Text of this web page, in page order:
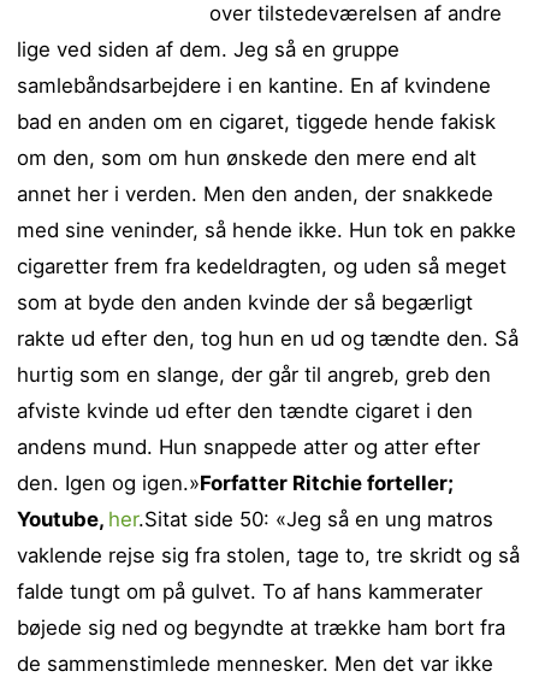
over tilstedeværelsen af andre
lige ved siden af dem. Jeg så en gruppe
samlebåndsarbejdere i en kantine. En af kvindene
bad en anden om en cigaret, tiggede hende fakisk
om den, som om hun ønskede den mere end alt
annet her i verden. Men den anden, der snakkede
med sine veninder, så hende ikke. Hun tok en pakke
cigaretter frem fra kedeldragten, og uden så meget
som at byde den anden kvinde der så begærligt
rakte ud efter den, tog hun en ud og tændte den. Så
hurtig som en slange, der går til angreb, greb den
afviste kvinde ud efter den tændte cigaret i den
andens mund. Hun snappede atter og atter efter
den. Igen og igen.»Forfatter Ritchie forteller;
Youtube, her.Sitat side 50: «Jeg så en ung matros
vaklende rejse sig fra stolen, tage to, tre skridt og så
falde tungt om på gulvet. To af hans kammerater
bøjede sig ned og begyndte at trække ham bort fra
de sammenstimlede mennesker. Men det var ikke